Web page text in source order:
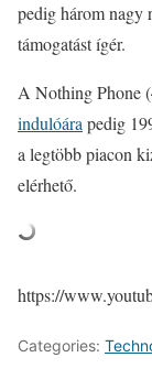
pedig három nagy
támogatást ígér.
A Nothing Phone
indulóárapedig
a legtöbb piacon
elérhető.
https://
Categories: